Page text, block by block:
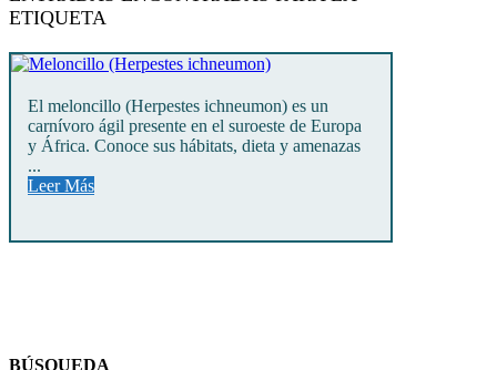
ETIQUETA
El meloncillo (Herpestes ichneumon) es un
carnívoro ágil presente en el suroeste de Europa
y África. Conoce sus hábitats, dieta y amenazas
...
Leer Más
BÚSQUEDA